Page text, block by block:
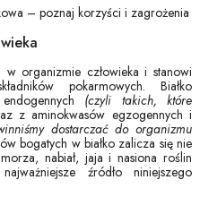
w organizmie człowieka i stanowi
pokarmowych. Białko
(czyli takich, które
z aminokwasów egzogennych i
dostarczać do organizmu
bogatych w białko zalicza się nie
nabiał, jaja i nasiona roślin
źródło niniejszego